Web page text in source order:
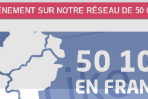
​SUR NOTRE RÉSEAU DE 50